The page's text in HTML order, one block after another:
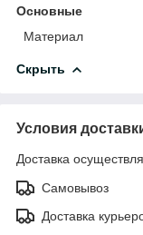
Основные
Материал
Скрыть
Условия
Доставка
Самовывоз
Доставка